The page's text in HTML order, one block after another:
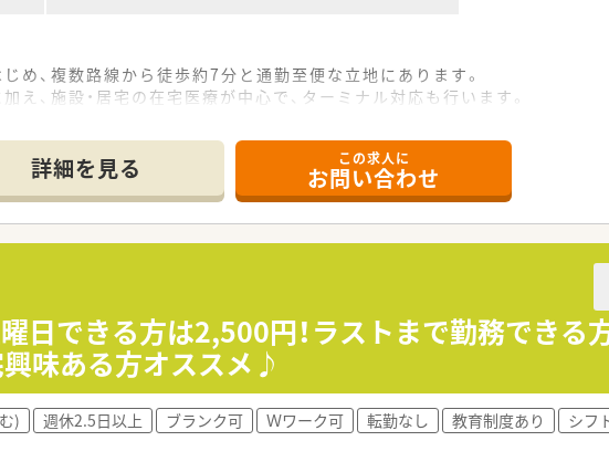
め、複数路線から徒歩約7分と通勤至便な立地にあります。
、施設・居宅の在宅医療が中心で、ターミナル対応も行います。
の調剤薬局を2店舗運営している法人です。
査システムなど、最新の調剤機器を積極的に導入しています。
薬剤師が医師の往診に同行する機会も豊富にあります。
ほとんど発生せず、定時で退社できる環境が整っています。
に加えて他1日休みとなり、年末年始休暇も4日間あります。
は稀で、週7,500円（対応1件500円）の手当がつきます。
監査、服薬指導といった一連の薬剤師業務を行います。
名）の患者様への訪問服薬指導を担当します。
師は医師の往診同行や患者様対応に集中できます。
詳細を見る この求人に
お問い合わせ
日できる方は2,500円！ラストまで勤務でき
興味ある方オススメ♪
) 週休2.5日以上 ブランク可 Ｗワーク可 転勤なし 教育制度あり シフ